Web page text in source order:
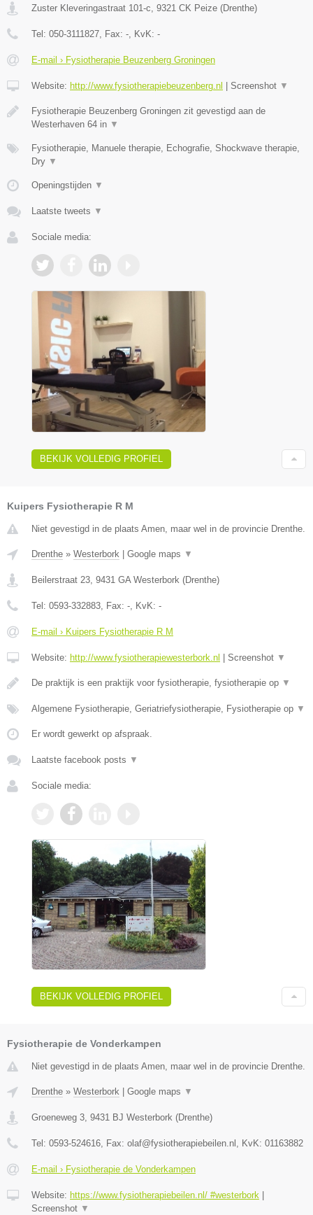
Zuster Kleveringastraat 101-c, 9321 CK Peize (Drenthe)
Tel: 050-3111827, Fax: -, KvK: -
E-mail › Fysiotherapie Beuzenberg Groningen
Website: http://www.fysiotherapiebeuzenberg.nl Screenshot ▼
Fysiotherapie Beuzenberg Groningen zit gevestigd aan de
Westerhaven 64 in ▼
Fysiotherapie, Manuele therapie, Echografie, Shockwave therapie,
Dry ▼
Openingstijden ▼
Laatste tweets ▼
Sociale media:
BEKIJK VOLLEDIG PROFIEL
Kuipers Fysiotherapie R M
Niet gevestigd in de plaats Amen, maar wel in de provincie Drenthe.
Drenthe » Westerbork Google maps ▼
Beilerstraat 23 9431 GA Westerbork (Drenthe)
Tel: 0593-332883 , Fax: - , KvK: -
E-mail › Kuipers Fysiotherapie R M
Website: http://www.fysiotherapiewesterbork.nl Screenshot ▼
De praktijk is een praktijk voor fysiotherapie, fysiotherapie op ▼
Algemene Fysiotherapie, Geriatriefysiotherapie, Fysiotherapie op ▼
Er wordt gewerkt op afspraak.
Laatste facebook posts ▼
Sociale media:
BEKIJK VOLLEDIG PROFIEL
Fysiotherapie de Vonderkampen
Niet gevestigd in de plaats Amen, maar wel in de provincie Drenthe.
Drenthe » Westerbork Google maps ▼
Groeneweg 3, 9431 BJ Westerbork (Drenthe)
Tel: 0593-524616, Fax: olaf@fysiotherapiebeilen.nl , KvK: 01163882
E-mail › Fysiotherapie de Vonderkampen
Website: https://www.fysiotherapiebeilen.nl/ #westerbork
Screenshot ▼